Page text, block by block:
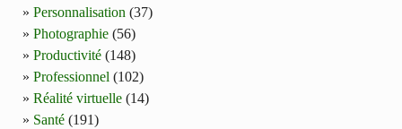
Personnalisation (37)
Photographie (56)
Productivité (148)
Professionnel (102)
Réalité virtuelle (14)
Santé (191)